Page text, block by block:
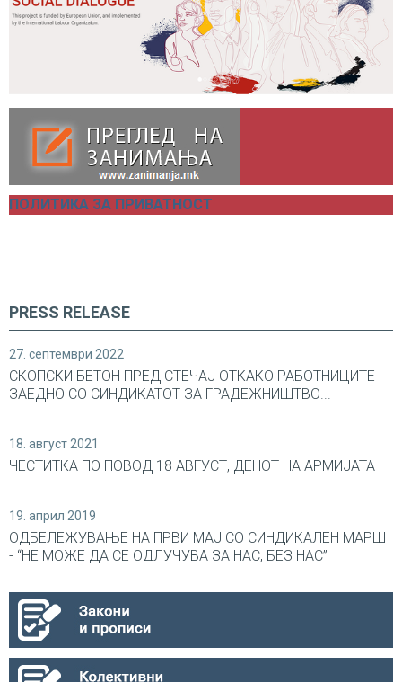
ПОЛИТИКА ЗА ПРИВАТНОСТ
PRESS RELEASE
27. септември 2022
СКОПСКИ БЕТОН ПРЕД СТЕЧАЈ ОТКАКО РАБОТНИЦИТЕ
ЗАЕДНО СО СИНДИКАТОТ ЗА ГРАДЕЖНИШТВО...
18. август 2021
ЧЕСТИТКА ПО ПОВОД 18 АВГУСТ, ДЕНОТ НА АРМИЈАТА
19. април 2019
ОДБЕЛЕЖУВАЊЕ НА ПРВИ МАЈ СО СИНДИКАЛEН МАРШ
- “НЕ МОЖЕ ДА СЕ ОДЛУЧУВА ЗА НАС, БЕЗ НАС”